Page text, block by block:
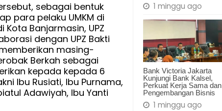
1 minggu ago
Bank Victoria Jakarta
Kunjungi Bank Kalsel,
Perkuat Kerja Sama dan
Pengembangan Bisnis
1 minggu ago
sebagai bentuk
para pelaku UMKM di
Kota Banjarmasin, UPZ
dengan UPZ Bakti
masing-
Berkah sebagai
kepada kepada 6
Ibu Rusiati, Ibu Purnama,
Adawiyah, Ibu Yanti